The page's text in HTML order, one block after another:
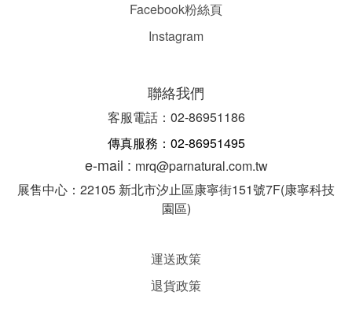
Facebook粉絲頁
Instagram
聯絡我們
客服電話：02-86951186
傳真服務：02-86951495
e-mail : mrq@parnatural.com.tw
展售中心：22105 新北市汐止區康寧街151號7F(康寧科技
園區)
運送政策
退貨政策